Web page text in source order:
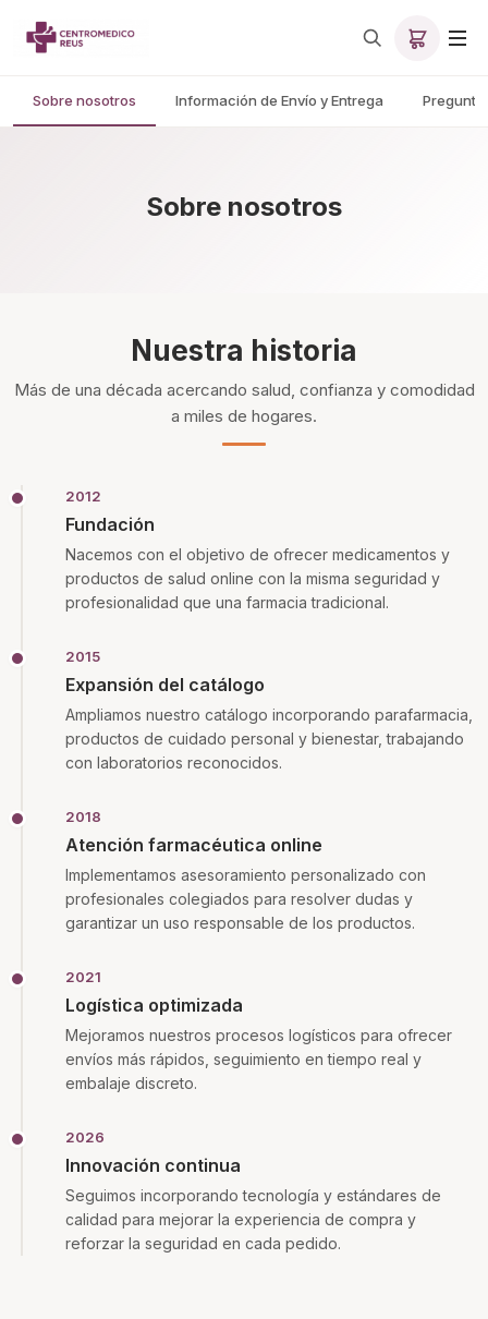
Sobre nosotros Información de Envío y Entrega
Sobre nosotros
Nuestra historia
Más de una década acercando salud, confianza y comodidad
a miles de hogares.
2012
Fundación
Nacemos con el objetivo de ofrecer medicamentos y
productos de salud online con la misma seguridad y
profesionalidad que una farmacia tradicional.
2015
Expansión del catálogo
Ampliamos nuestro catálogo incorporando parafarmacia,
productos de cuidado personal y bienestar, trabajando
con laboratorios reconocidos.
2018
Atención farmacéutica online
Implementamos asesoramiento personalizado con
profesionales colegiados para resolver dudas y
garantizar un uso responsable de los productos.
2021
Logística optimizada
Mejoramos nuestros procesos logísticos para ofrecer
envíos más rápidos, seguimiento en tiempo real y
embalaje discreto.
2026
Innovación continua
Seguimos incorporando tecnología y estándares de
calidad para mejorar la experiencia de compra y
reforzar la seguridad en cada pedido.